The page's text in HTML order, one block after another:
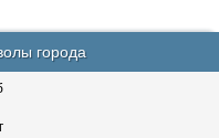
города